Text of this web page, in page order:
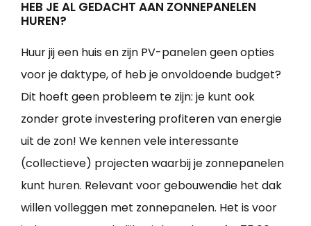
HEB JE AL GEDACHT AAN ZONNEPANELEN
HUREN?
Huur jij een huis en zijn PV-panelen geen opties
voor je daktype, of heb je onvoldoende budget?
Dit hoeft geen probleem te zijn: je kunt ook
zonder grote investering profiteren van energie
uit de zon! We kennen vele interessante
(collectieve) projecten waarbij je zonnepanelen
kunt huren. Relevant voor gebouwendie het dak
willen volleggen met zonnepanelen. Het is voor